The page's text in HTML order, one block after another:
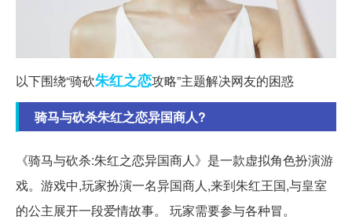
以下围绕“骑砍朱红之恋攻略”主题解决网友的困惑
骑马与砍杀朱红之恋异国商人?
《骑马与砍杀:朱红之恋异国商人》是一款虚拟角色扮演游
戏。游戏中,玩家扮演一名异国商人,来到朱红王国,与皇室
的公主展开一段爱情故事。 玩家需要参与各种冒。